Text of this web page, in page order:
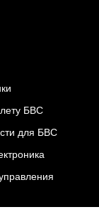
БВС
для БВС